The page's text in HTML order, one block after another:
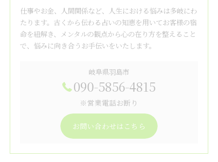
仕事やお金、人間関係など、人生における悩みは多岐にわ
たります。古くから伝わる占いの知恵を用いてお客様の宿
命を紐解き、メンタルの観点から心の在り方を整えること
で、悩みに向き合うお手伝いをいたします。
岐阜県羽島市
090-5856-4815
※営業電話お断り
お問い合わせはこちら